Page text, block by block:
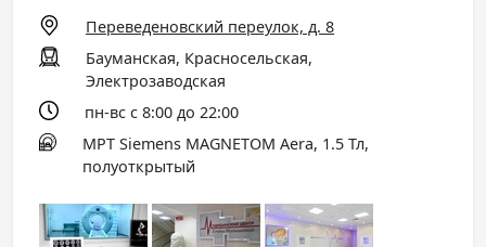
Переведеновский переулок, д. 8
Бауманская, Красносельская,
Электрозаводская
пн-вс с 8:00 до 22:00
МРТ Siemens MAGNETOM Aera, 1.5 Тл,
полуоткрытый